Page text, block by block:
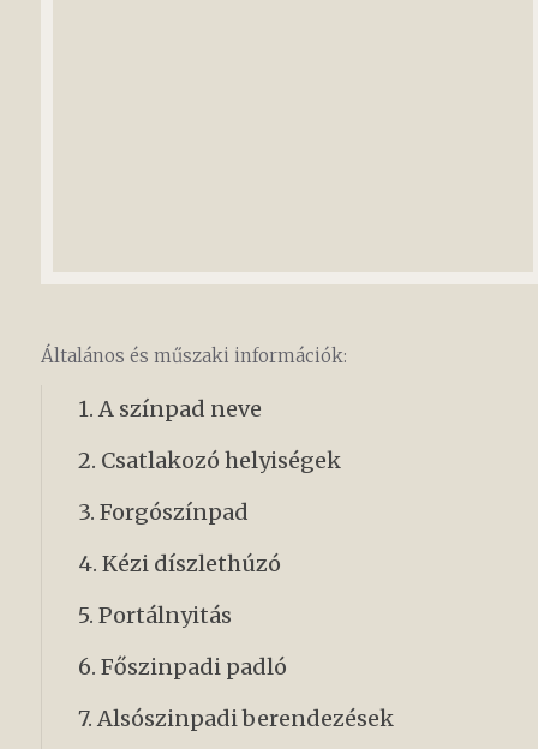
Általános és műszaki információk:
1. A színpad neve
2. Csatlakozó helyiségek
3. Forgószínpad
4. Kézi díszlethúzó
5. Portálnyitás
6. Főszinpadi padló
7. Alsószinpadi berendezések